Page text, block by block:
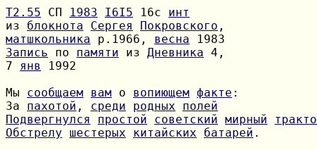
Т2.55 СП 1983 I6I5 16с инт
из блокнота Сергея Покровского
матшкольника р.1966, весна
Запись по памяти из Дневника
7 янв
1992
Мы сообщаем вам о вопиющем факте
За пахотой , среди родных
полей
Подвергнулся
простой советский мирный
Обстрелу
шестерых китайских батарей .